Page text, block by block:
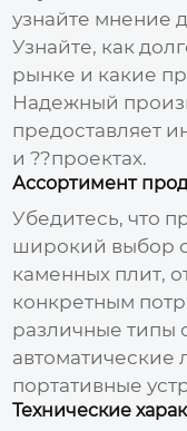
узнайте мнение
Узнайте, как
рынке и какие
Надежный
предоставляет
и ??проектах.
Ассортимент
Убедитесь, что
широкий выбор
каменных плит,
конкретным
различные типы
автоматические
портативные
Технические